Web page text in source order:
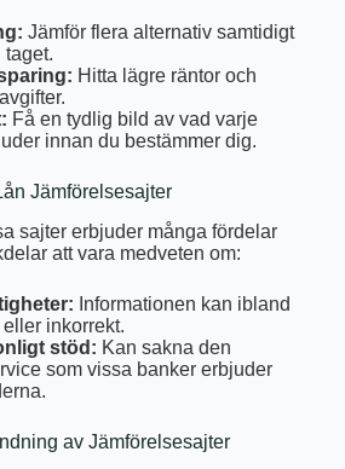
Jämför flera alternativ samtidigt
taget.
Hitta lägre räntor och
Få en tydlig bild av vad varje
innan du bestämmer dig.
Jämförelsesajter
sajter erbjuder många fördelar
att vara medveten om:
Informationen kan ibland
inkorrekt.
stöd: Kan sakna den
som vissa banker erbjuder
av Jämförelsesajter